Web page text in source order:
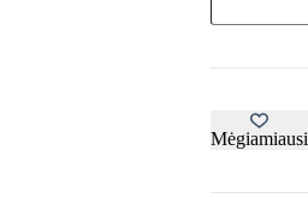
kvapas
lazdelėmis
ml
Mėgiamiausi